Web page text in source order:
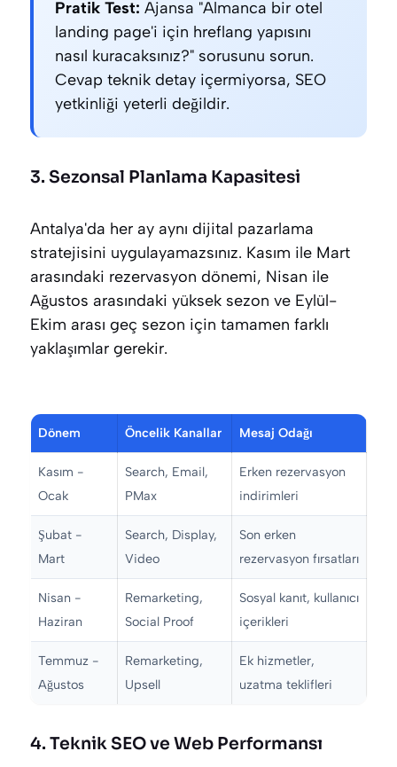
Pratik Test: Ajansa "Almanca bir otel
landing page'i için hreflang yapısını
nasıl kuracaksınız?" sorusunu sorun.
Cevap teknik detay içermiyorsa, SEO
yetkinliği yeterli değildir.
3. Sezonsal Planlama Kapasitesi
Antalya'da her ay aynı dijital pazarlama
stratejisini uygulayamazsınız. Kasım ile Mart
arasındaki rezervasyon dönemi, Nisan ile
Ağustos arasındaki yüksek sezon ve Eylül-
Ekim arası geç sezon için tamamen farklı
yaklaşımlar gerekir.
Dönem Öncelik Kanallar Mesaj Odağı
Kasım -
Ocak
Search, Email,
PMax
Erken rezervasyon
indirimleri
Şubat -
Mart
Search, Display,
Video
Son erken
rezervasyon fırsatları
Nisan -
Haziran
Remarketing,
Social Proof
Sosyal kanıt, kullanıcı
içerikleri
Temmuz -
Ağustos
Remarketing,
Upsell
Ek hizmetler,
uzatma teklifleri
4. Teknik SEO ve Web Performansı